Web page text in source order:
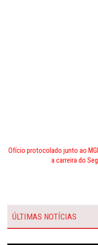
Ofício protocolado junto ao
a carreira do
ÚLTIMAS NOTÍCIAS